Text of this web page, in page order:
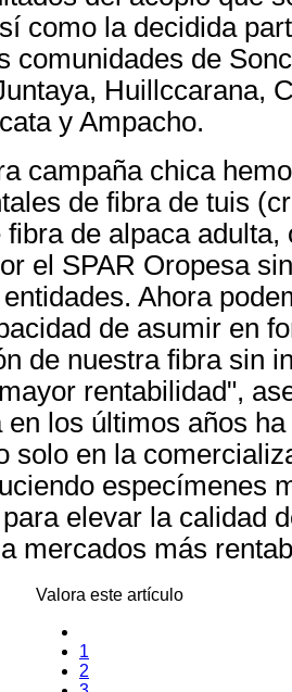
como la decidida
comunidades de
Huillccarana,
y Ampacho.
campaña chica
de fibra de tuis
de alpaca adulta,
el SPAR Oropesa
Ahora
de asumir en
de nuestra fibra sin
rentabilidad",
en los últimos años
solo en la
especímenes
elevar la calidad
mercados más
Valora este artículo
1
2